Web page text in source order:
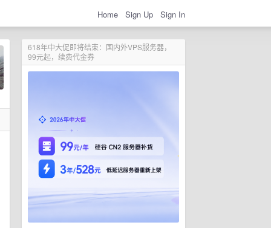
Home Sign Up Sign In
618年中大促即将结束：国内外VPS服务器，
99元起，续费代金券